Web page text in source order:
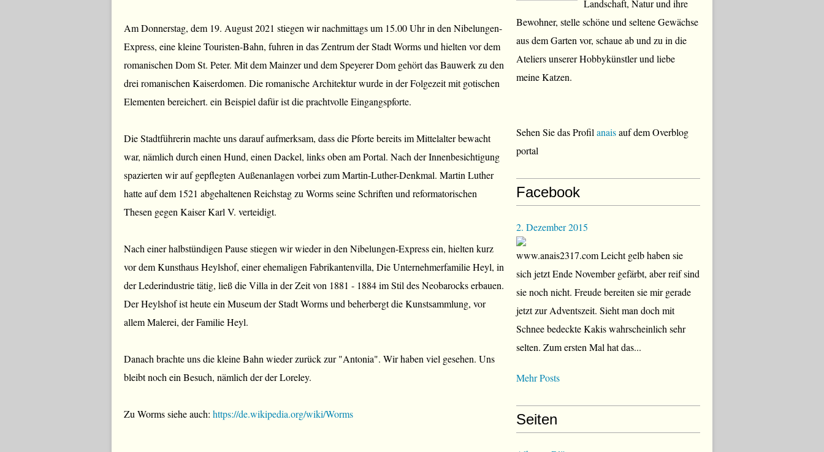
Am Donnerstag, dem 19. August 2021 stiegen wir nachmittags um 15.00 Uhr in den Nibelungen-
Express, eine kleine Touristen-Bahn, fuhren in das Zentrum der Stadt Worms und hielten vor dem
romanischen Dom St. Peter. Mit dem Mainzer und dem Speyerer Dom gehört das Bauwerk zu den
drei romanischen Kaiserdomen. Die romanische Architektur wurde in der Folgezeit mit gotischen
Elementen bereichert. ein Beispiel dafür ist die prachtvolle Eingangspforte.
Die Stadtführerin machte uns darauf aufmerksam, dass die Pforte bereits im Mittelalter bewacht
war, nämlich durch einen Hund, einen Dackel, links oben am Portal. Nach der Innenbesichtigung
spazierten wir auf gepflegten Außenanlagen vorbei zum Martin-Luther-Denkmal. Martin Luther
hatte auf dem 1521 abgehaltenen Reichstag zu Worms seine Schriften und reformatorischen
Thesen gegen Kaiser Karl V. verteidigt.
Nach einer halbstündigen Pause stiegen wir wieder in den Nibelungen-Express ein, hielten kurz
vor dem Kunsthaus Heylshof, einer ehemaligen Fabrikantenvilla, Die Unternehmerfamilie Heyl, in
der Lederindustrie tätig, ließ die Villa in der Zeit von 1881 - 1884 im Stil des Neobarocks erbauen.
Der Heylshof ist heute ein Museum der Stadt Worms und beherbergt die Kunstsammlung, vor
allem Malerei, der Familie Heyl.
Danach brachte uns die kleine Bahn wieder zurück zur "Antonia". Wir haben viel gesehen. Uns
bleibt noch ein Besuch, nämlich der der Loreley.
Zu Worms siehe auch: https://de.wikipedia.org/wiki/Worms
Landschaft, Natur und ihre
Bewohner, stelle schöne und seltene Gewächse
aus dem Garten vor, schaue ab und zu in die
Ateliers unserer Hobbykünstler und liebe
meine Katzen.
Sehen Sie das Profil anaisauf dem Overblog
portal
Facebook
2. Dezember 2015
www.anais2317.com Leicht gelb haben sie
sich jetzt Ende November gefärbt, aber reif sind
sie noch nicht. Freude bereiten sie mir gerade
jetzt zur Adventszeit. Sieht man doch mit
Schnee bedeckte Kakis wahrscheinlich sehr
selten. Zum ersten Mal hat das...
Mehr Posts
Seiten